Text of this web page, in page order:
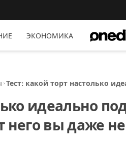
ЭКОНОМИКА
Тест: какой торт настолько
потолстеете?идеально
него вы даже не